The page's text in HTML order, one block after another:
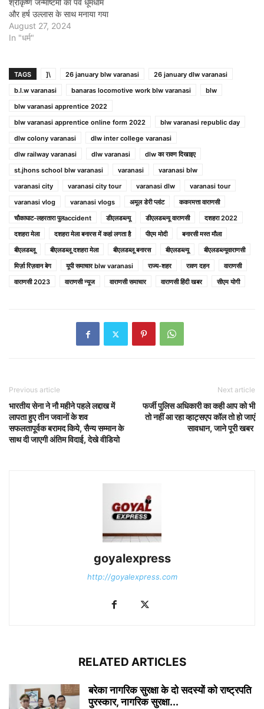
श्रीकृष्ण जन्माष्टमी का पर्व धूमधाम
और हर्ष उल्लास के साथ मनाया गया
August 27, 2024
In "धर्म"
TAGS ]\ 26 january blw varanasi
26 january dlw varanasi
b.l.w varanasi
banaras locomotive work blw varanasi
blw
blw varanasi apprentice 2022
blw varanasi apprentice online form 2022
blw varanasi republic day
dlw colony varanasi
dlw inter college varanasi
dlw railway varanasi
dlw varanasi
dlw का रावण दिखाइए
st.jhons school blw varanasi
varanasi
varanasi blw
varanasi city
varanasi city tour varanasi dlw
varanasi tour
varanasi vlog
varanasi vlogs अमूल डेरी प्लांट
ककरमत्ता वाराणसी
चौकाघाट-लहरतारा पुलaccident
डीएलडब्ल्यू डीएलडब्ल्यू वाराणसी
दशहरा 2022
दशहरा मेला
दशहरा मेला बनारस में कहां लगता है पीएम मोदी
बनारसी मस्त मौला
बीएलडब्लू
बीएलडब्लू दशहरा मेला बीएलडब्लू बनारस बीएलडब्‍ल्‍यू
बीएलडब्ल्यूवाराणसी
मिर्ज़ा रिज़वान बेग
यूपी समाचार blw varanasi राज्य-शहर रावण दहन
वाराणसी
वाराणसी 2023
वाराणसी न्यूज वाराणसी समाचार वाराणसी हिंदी खबर सीएम योगी
Previous article
भारतीय सेना ने नौ महीने पहले लद्दाख में
लापता हुए तीन जवानों के शव
सफलतापूर्वक बरामद किये, सैन्य सम्मान के
साथ दी जाएगी अंतिम विदाई, देखे वीडियो
Next article
फर्जी पुलिस अधिकारी का कही आप को भी
तो नहीं आ रहा व्हाट्सएप कॉल तो हो जाएं
सावधान, जाने पूरी खबर
goyalexpress
http://goyalexpress.com
RELATED ARTICLES
बरेका नागरिक सुरक्षा के दो सदस्यों को राष्ट्रपति
पुरस्कार, नागरिक सुरक्षा...